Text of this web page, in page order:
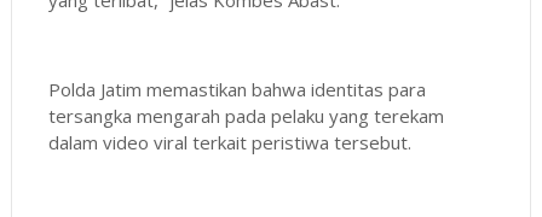
Polda Jatim memastikan bahwa identitas para
tersangka mengarah pada pelaku yang terekam
dalam video viral terkait peristiwa tersebut.